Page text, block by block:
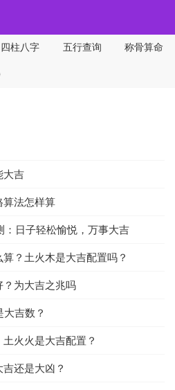
四柱八字 五行查询 称骨算命
大吉
算法怎样算
：日子轻松愉悦，万事大吉
？土火木是大吉配置吗？
？为大吉之兆吗
吉数？
火火是大吉配置？
还是大凶？